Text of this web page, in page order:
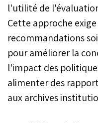
l'utilité de
Cette approche
recommandations
pour améliorer la
l'impact des
alimenter des
aux archives